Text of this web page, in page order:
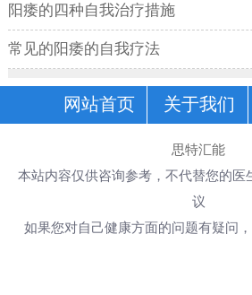
阳痿的四种自我治疗措施
常见的阳痿的自我疗法
网站首页 关于我们
思特汇能
本站内容仅供咨询参考，不代替您的医
议
如果您对自己健康方面的问题有疑问